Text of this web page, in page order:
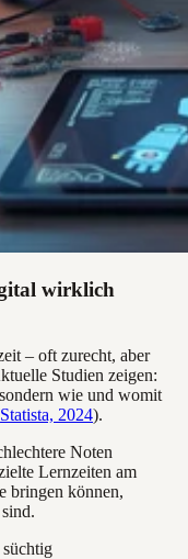
wirklich
– oft zurecht, aber
Studien zeigen:
wie und womit
Statista, 2024).
Noten
Lernzeiten am
bringen können,